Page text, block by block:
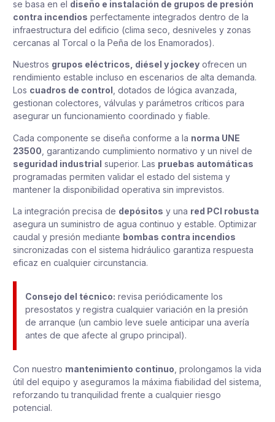
se basa en el diseño e instalación de grupos de presión
contra incendios perfectamente integrados dentro de la
infraestructura del edificio (clima seco, desniveles y zonas
cercanas al Torcal o la Peña de los Enamorados).
Nuestros grupos eléctricos, diésel y jockey ofrecen un
rendimiento estable incluso en escenarios de alta demanda.
Los cuadros de control , dotados de lógica avanzada,
gestionan colectores, válvulas y parámetros críticos para
asegurar un funcionamiento coordinado y fiable.
Cada componente se diseña conforme a la norma UNE
23500 , garantizando cumplimiento normativo y un nivel de
seguridad industrial superior. Las pruebas automáticas
programadas permiten validar el estado del sistema y
mantener la disponibilidad operativa sin imprevistos.
La integración precisa de depósitos y una red PCI robusta
asegura un suministro de agua continuo y estable. Optimizar
caudal y presión mediante bombas contra incendios
sincronizadas con el sistema hidráulico garantiza respuesta
eficaz en cualquier circunstancia.
Consejo del técnico: revisa periódicamente los
presostatos y registra cualquier variación en la presión
de arranque (un cambio leve suele anticipar una avería
antes de que afecte al grupo principal).
Con nuestro mantenimiento continuo , prolongamos la vida
útil del equipo y aseguramos la máxima fiabilidad del sistema,
reforzando tu tranquilidad frente a cualquier riesgo
potencial.